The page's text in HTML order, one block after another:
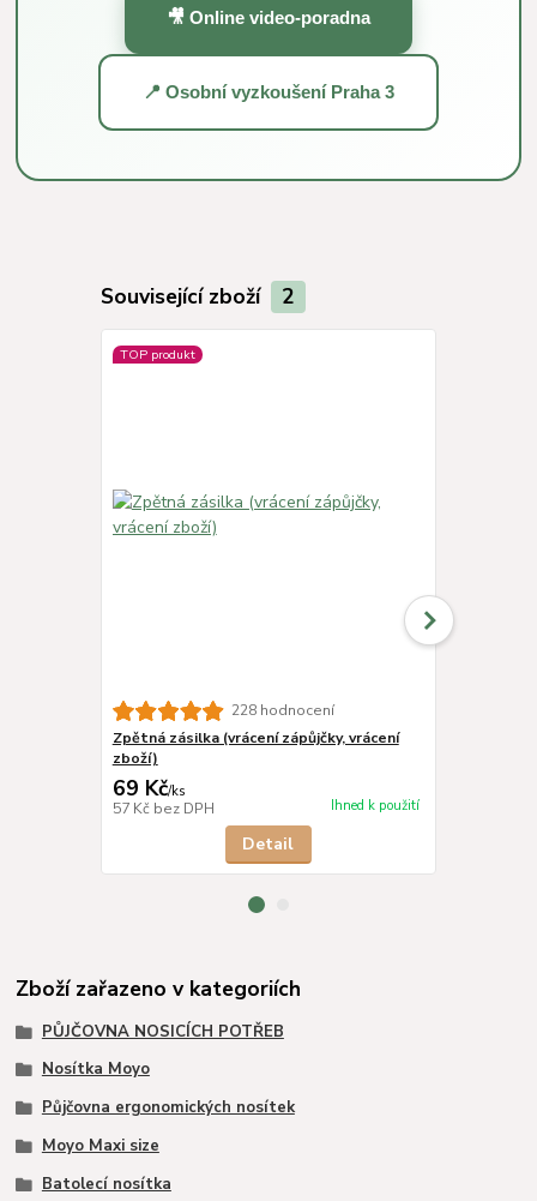
🎥 Online video-poradna
📍 Osobní vyzkoušení Praha 3
Související zboží 2
TOP produkt
228 hodnocení
Zpětná zásilka (vrácení zápůjčky, vrácení
zboží)
69 Kč/ks
57 Kč bez DPH Ihned k použití
Detail
Zboží zařazeno v kategoriích
PŮJČOVNA NOSICÍCH POTŘEB
Nosítka Moyo
Půjčovna ergonomických nosítek
Moyo Maxi size
Batolecí nosítka